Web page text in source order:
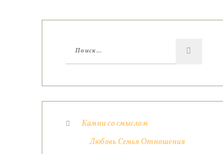
Камни со смыслом
Любовь Семья Отношения